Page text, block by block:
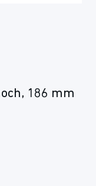
186 mm